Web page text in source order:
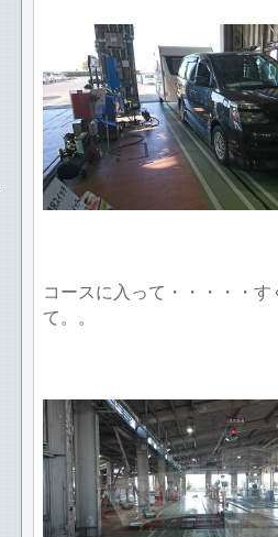
コースに入って・・・・・
て。。